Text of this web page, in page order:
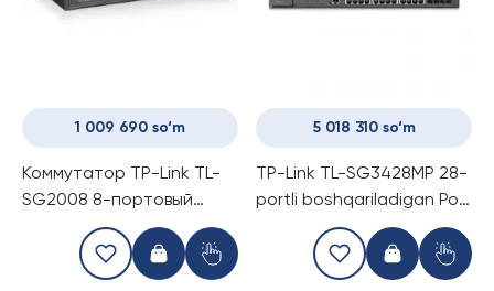
1 009 690 so‘m
Коммутатор TP-Link TL-
SG2008 8-портовый
5 018 310 so‘m
TP-Link TL-SG3428MP 28-
portli boshqariladigan PoE